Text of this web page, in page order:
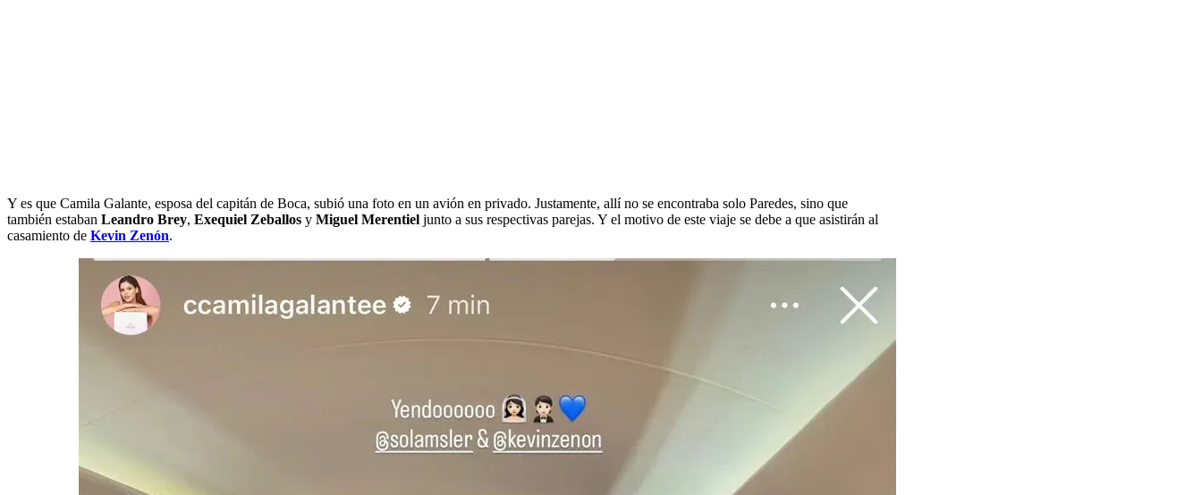
Y es que Camila Galante, esposa del capitán de Boca, subió una foto en un avión en privado. Justamente, allí no se encontraba solo Paredes, sino que
también estaban Leandro Brey, Exequiel Zeballos y Miguel Merentiel junto a sus respectivas parejas. Y el motivo de este viaje se debe a que asistirán al
casamiento de Kevin Zenón.